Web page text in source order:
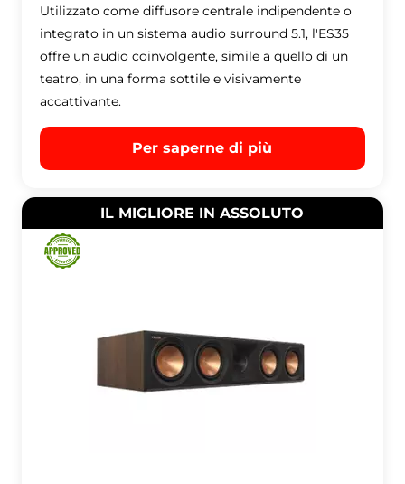
Utilizzato come diffusore centrale indipendente o
integrato in un sistema audio surround 5.1, l'ES35
offre un audio coinvolgente, simile a quello di un
teatro, in una forma sottile e visivamente
accattivante.
Per saperne di più
IL MIGLIORE IN ASSOLUTO